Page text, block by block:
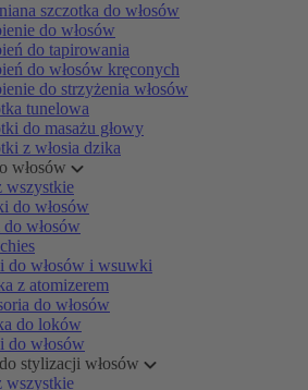
szczotka do włosów
do włosów
do tapirowania
do włosów kręconych
do strzyżenia włosów
tunelowa
do masażu głowy
z włosia dzika
włosów
wszystkie
do włosów
do włosów
do włosów i wsuwki
z atomizerem
do włosów
do loków
do włosów
stylizacji włosów
wszystkie